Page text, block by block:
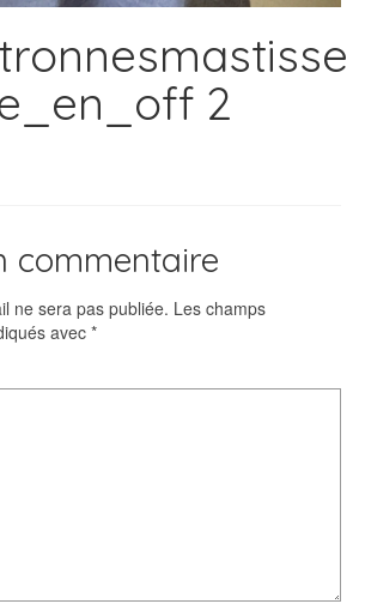
2
commentaire
ne sera pas publiée. Les champs
avec *